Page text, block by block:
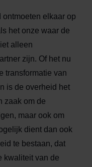
ontmoeten elkaar op
het onze waar de
alleen
zijn. Of het nu
transformatie van
is de overheid het
zaak om de
maar ook om
dient dan ook
te bestaan, dat
kwaliteit van de